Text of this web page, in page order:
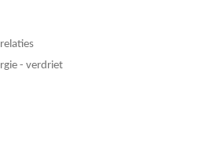
- verdriet